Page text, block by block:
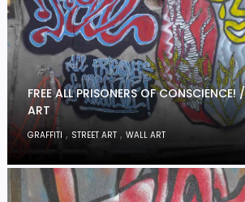
FREE ALL PRISONERS OF CONSCIENCE!
ART
GRAFFITI , STREET ART ,WALL ART